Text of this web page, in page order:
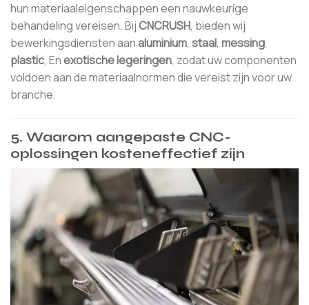
hun materiaaleigenschappen een nauwkeurige
behandeling vereisen. BijCNCRUSH, bieden wij
bewerkingsdiensten aan aluminium, staal, messing,
plastic, Enexotische legeringen, zodat uw componenten
voldoen aan de materiaalnormen die vereist zijn voor uw
branche.
5. Waarom aangepaste CNC-
oplossingen kosteneffectief zijn